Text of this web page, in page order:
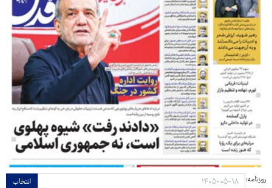
روزنامه: انتخاب